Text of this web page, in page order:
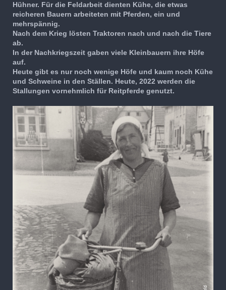
Hühner. Für die Feldarbeit dienten Kühe, die etwas
reicheren Bauern arbeiteten mit Pferden, ein und
mehrspännig.
Nach dem Krieg lösten Traktoren nach und nach die Tiere
ab.
In der Nachkriegszeit gaben viele Kleinbauern ihre Höfe
auf.
Heute gibt es nur noch wenige Höfe und kaum noch Kühe
und Schweine in den Ställen. Heute, 2022 werden die
Stallungen vornehmlich für Reitpferde genutzt.